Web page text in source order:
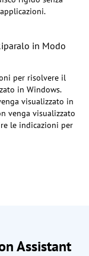
in Modo
per risolvere il
in Windows.
visualizzato in
venga visualizzato
le indicazioni per
Assistant